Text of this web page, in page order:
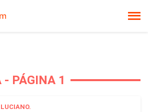
PÁGINA 1
LUCIANO.